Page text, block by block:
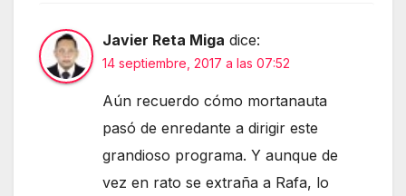
Javier Reta Miga dice:
14 septiembre, 2017 a las 07:52
Aún recuerdo cómo mortanauta
pasó de enredante a dirigir este
grandioso programa. Y aunque de
vez en rato se extraña a Rafa, lo